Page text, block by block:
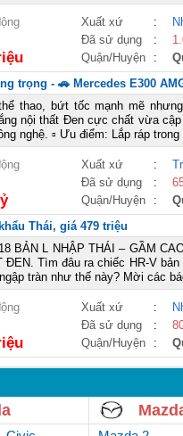
Xuất xứ :
Đã sử dụng :
Quận/Huyện :
trọng - 🚗 Mercedes E300
thao, bứt tốc mạnh mẽ
nội thất Đen cực chất vừa
nghệ. ▫ Ưu điểm: Lắp ráp
Xuất xứ :
Đã sử dụng :
Quận/Huyện :
Thái, giá 479 triệu
BẢN L NHẬP THÁI – GẦM
ĐEN. Tìm đâu ra chiếc HR-V
tràn như thế này? Mời các
Xuất xứ :
Đã sử dụng :
Quận/Huyện :